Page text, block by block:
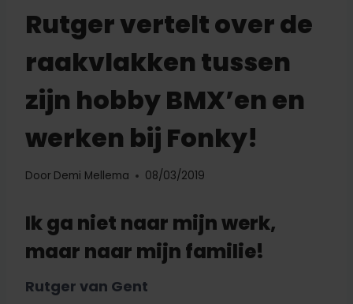
Rutger vertelt over de
raakvlakken tussen
zijn hobby BMX’en en
werken bij Fonky!
Door Demi Mellema 08/03/2019
Ik ga niet naar mijn werk,
maar naar mijn familie!
Rutger van Gent